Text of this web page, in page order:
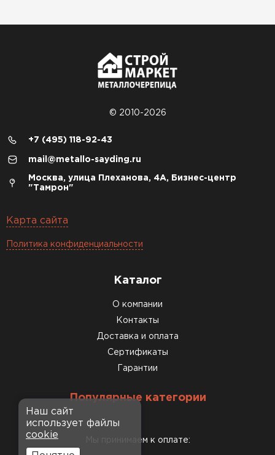
© 2010-2026
+7 (495) 118-92-43
mail@metallo-sayding.ru
Москва, улица Плеханова, 4А, Бизнес-центр
"Тамрон"
Карта сайта
Политика конфиденциальности
Каталог
О компании
Контакты
Доставка и оплата
Сертификаты
Гарантии
Популярные категории
Мы принимаем к оплате:
Наш сайт
использует файлы
cookie